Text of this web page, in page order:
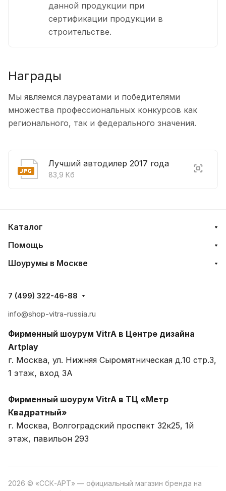
данной продукции при
сертификации продукции в
строительстве.
Награды
Мы являемся лауреатами и победителями
множества профессиональных конкурсов как
регионального, так и федерального значения.
Лучший автодилер 2017 года
83,9 Кб
Каталог
Помощь
Шоурумы в Москве
7 (499) 322-46-88
info@shop-vitra-russia.ru
Фирменный шоурум VitrA в Центре дизайна
Artplay
г. Москва, ул. Нижняя Сыромятническая д.10 стр.3,
1 этаж, вход 3A
Фирменный шоурум VitrA в ТЦ «Метр
Квадратный»
г. Москва, Волгоградский проспект 32к25, 1й
этаж, павильон 293
2026 © «ССК-АРТ» — официальный магазин бренда на